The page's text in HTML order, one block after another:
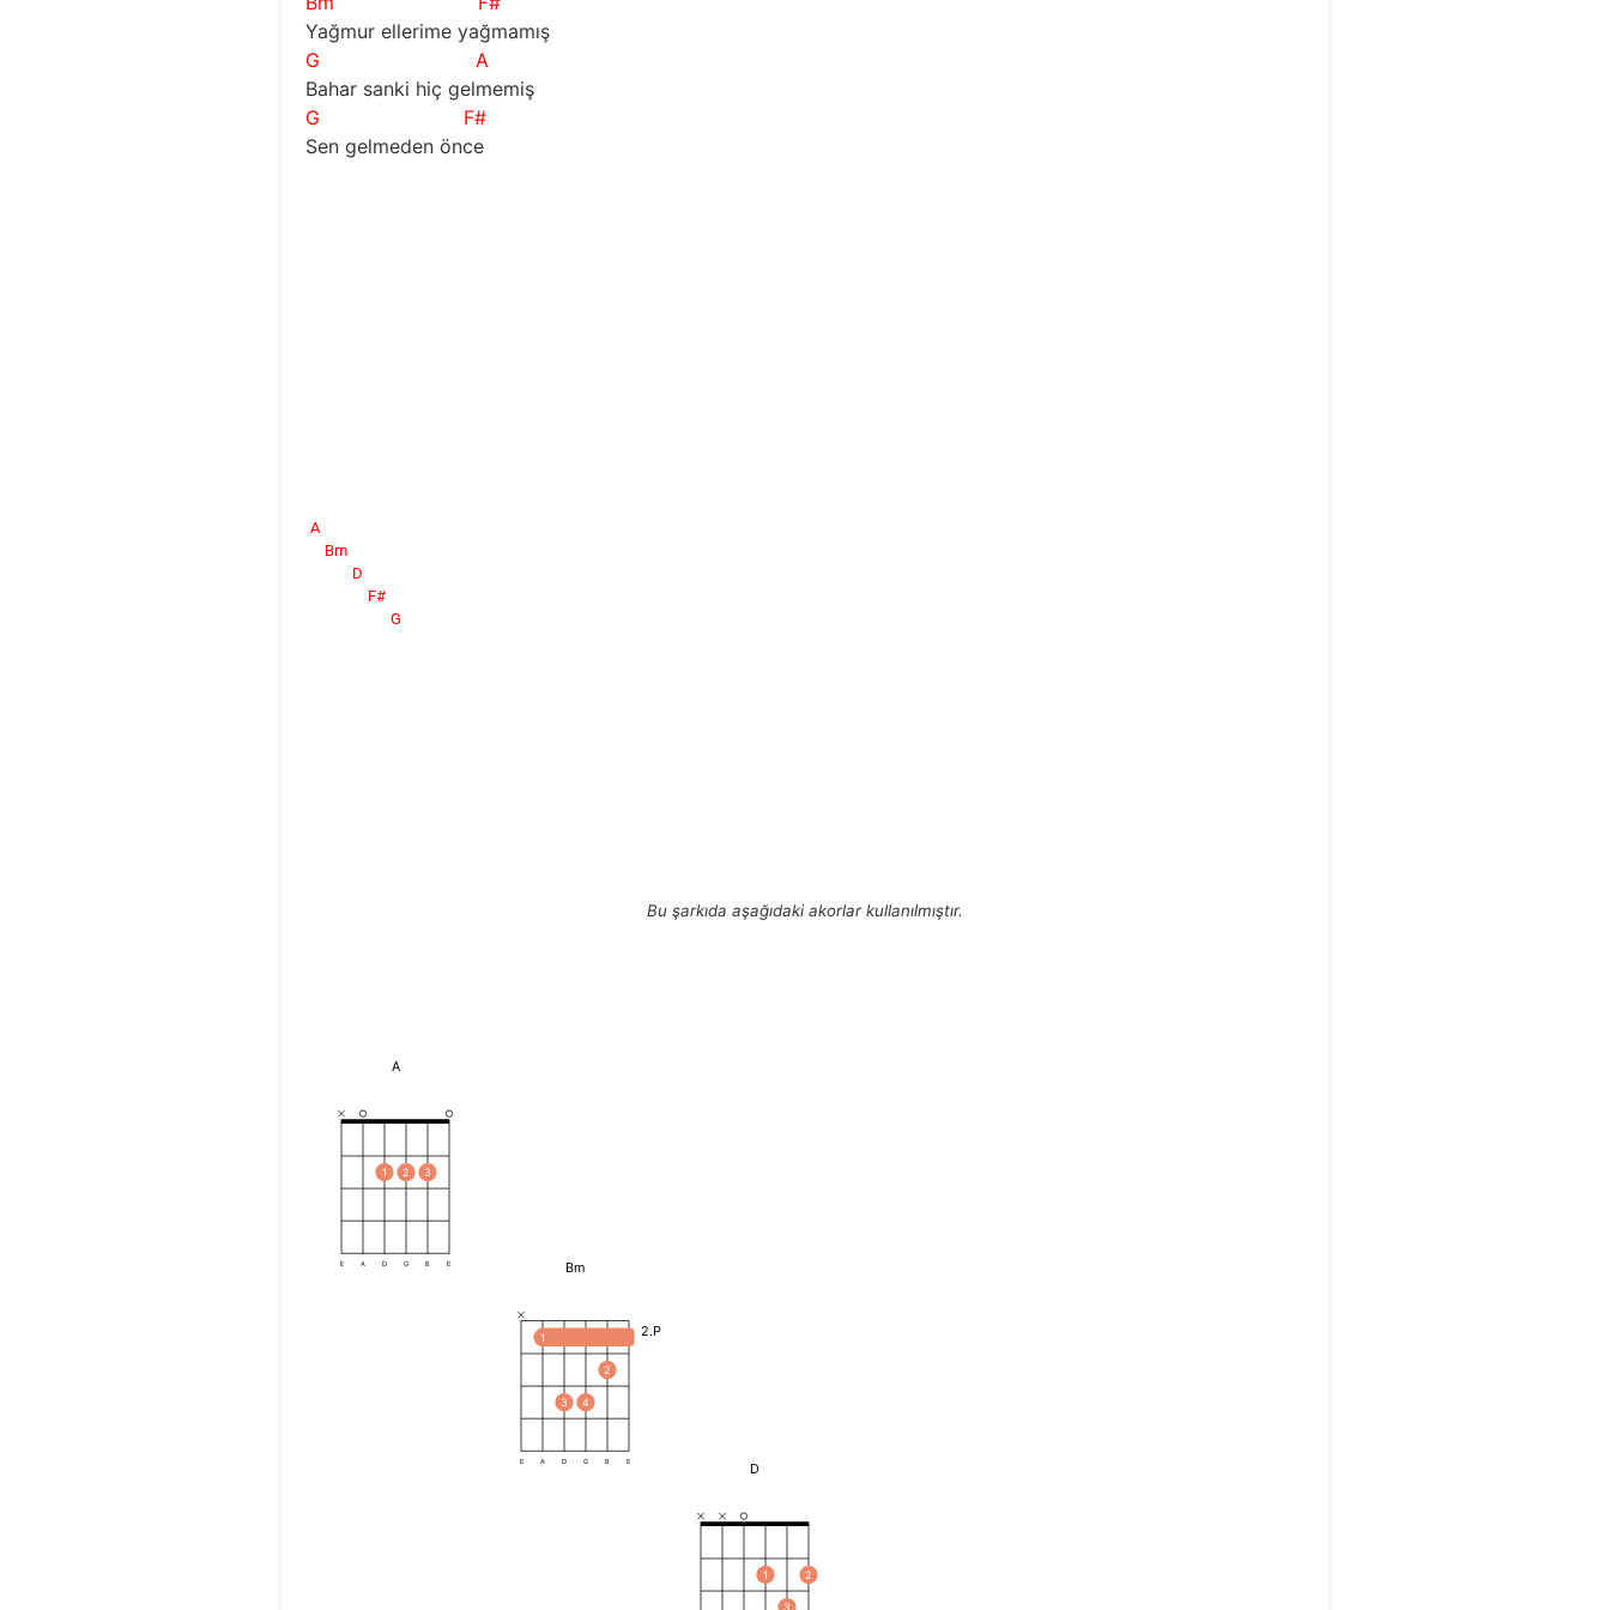
Yağmur ellerime yağmamış
G
A
Bahar sanki hiç gelmemiş
G
F#
Sen gelmeden önce
A
Bm
D
F#
G
Bu şarkıda aşağıdaki akorlar kullanılmıştır.
A
1 2 3
E A D G B E Bm
2.P
1
3 4
2
E A D G B E D
1
3
2